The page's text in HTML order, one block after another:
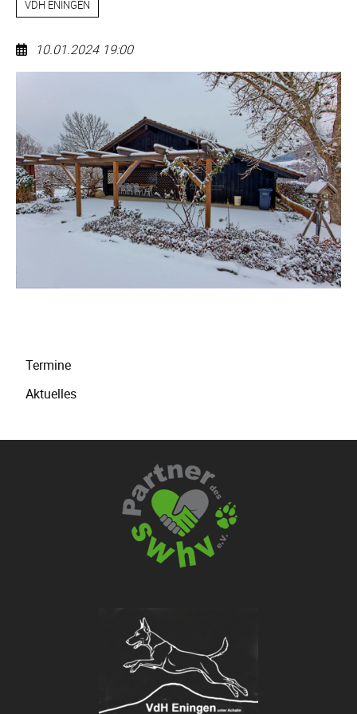
VDH ENINGEN
10.01.2024 19:00
überspringen
Termine
Aktuelles